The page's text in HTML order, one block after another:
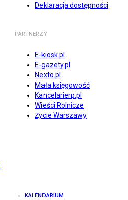
Deklaracja dostępności
PARTNERZY
E-kiosk.pl
E-gazety.pl
Nexto.pl
Mała księgowość
Kancelarierp.pl
Wieści Rolnicze
Życie Warszawy
KALENDARIUM